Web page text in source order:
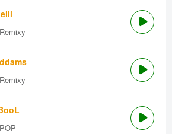
Remixy
Remixy
POP